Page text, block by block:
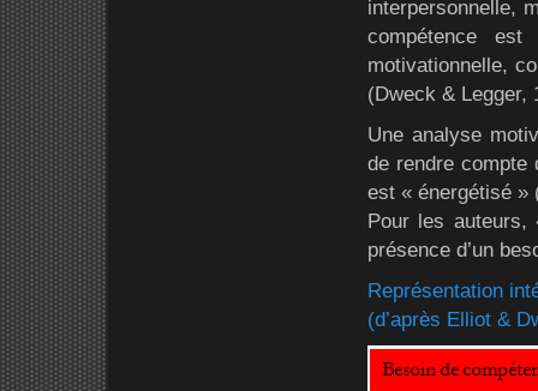
interpersonnelle,
compétence est
motivationnelle,
(Dweck & Legger,
Une analyse
de rendre compte
est « énergétisé »
Pour les auteurs,
présence d’un
Représentation
(d’après Elliot &